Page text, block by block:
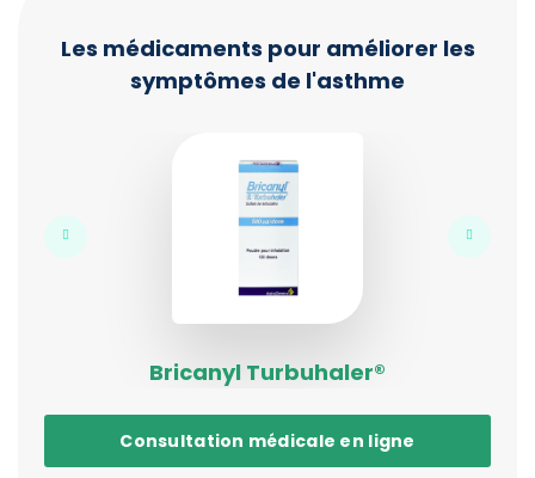
Les médicaments pour améliorer les
symptômes de l'asthme
Bricanyl Turbuhaler®
Consultation médicale en ligne